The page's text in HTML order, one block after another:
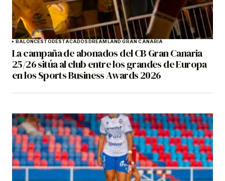
BALONCESTODESTACADOSDREAMLAND GRAN CANARIA
La campaña de abonados del CB Gran Canaria
25/26 sitúa al club entre los grandes de Europa
en los Sports Business Awards 2026